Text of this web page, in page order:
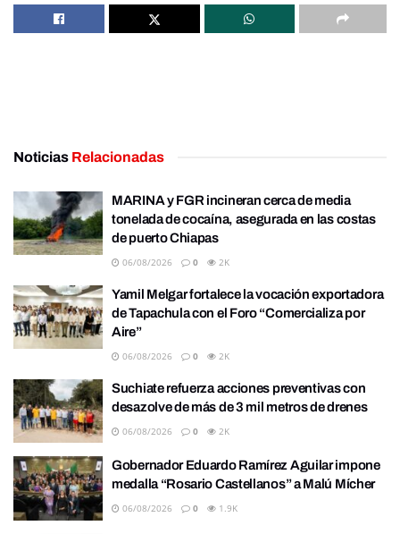
Noticias Relacionadas
MARINA y FGR incineran cerca de media
tonelada de cocaína, asegurada en las costas
de puerto Chiapas
06/08/2026 0 2K
Yamil Melgar fortalece la vocación exportadora
de Tapachula con el Foro “Comercializa por
Aire”
06/08/2026 0 2K
Suchiate refuerza acciones preventivas con
desazolve de más de 3 mil metros de drenes
06/08/2026 0 2K
Gobernador Eduardo Ramírez Aguilar impone
medalla “Rosario Castellanos” a Malú Mícher
06/08/2026 0 1.9K